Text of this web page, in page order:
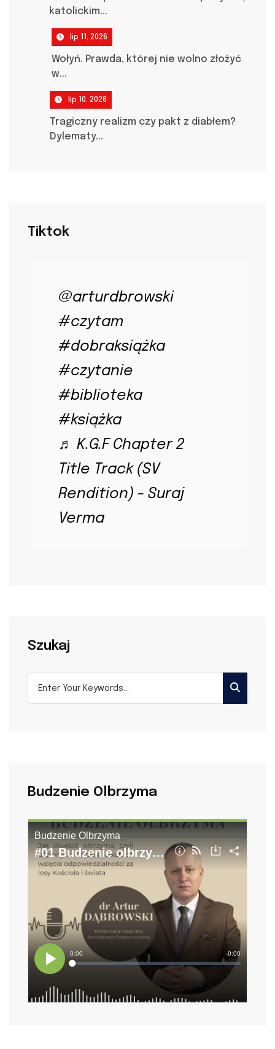
katolickim...
lip 11, 2026
Wołyń. Prawda, której nie wolno złożyć
w...
lip 10, 2026
Tragiczny realizm czy pakt z diabłem?
Dylematy...
Tiktok
@arturdbrowski
#czytam
#dobraksiążka
#czytanie
#biblioteka
#książka
♬ K.G.F Chapter 2
Title Track (SV
Rendition) - Suraj
Verma
Szukaj
Budzenie Olbrzyma